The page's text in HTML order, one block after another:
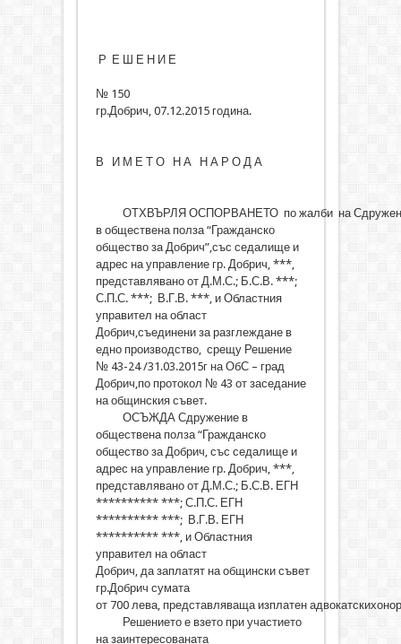
Р Е Ш Е Н И Е
№ 150
гр.Добрич, 07.12.2015 година.
В И М Е Т О Н А Н А Р О Д А
ОТХВЪРЛЯ ОСПОРВАНЕТО по жалби на
в обществена полза “Гражданско
общество за Добрич”,със седалище и
адрес на управление гр. Добрич, ***,
представлявано от Д.М.С.; Б.С.В. ***;
С.П.С. ***; В.Г.В. ***, и Областния
управител на област
Добрич,съединени за разглеждане в
едно производство, срещу Решение
№ 43-24 /31.03.2015г на ОбС – град
Добрич,по протокол № 43 от заседание
на общинския съвет.
ОСЪЖДА Сдружение в
обществена полза “Гражданско
общество за Добрич, със седалище и
адрес на управление гр. Добрич, ***,
представлявано от Д.М.С.; Б.С.В. ЕГН
********** ***; С.П.С. ЕГН
********** ***; В.Г.В. ЕГН
********** ***, и Областния
управител на област
Добрич, да заплатят на общински съвет
гр.Добрич сумата
от 700 лева, представляваща изплатен
Решението е взето при участието
на заинтересованата